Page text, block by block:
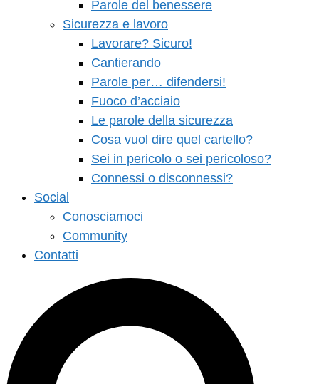
Parole del benessere
Sicurezza e lavoro
Lavorare? Sicuro!
Cantierando
Parole per… difendersi!
Fuoco d’acciaio
Le parole della sicurezza
Cosa vuol dire quel cartello?
Sei in pericolo o sei pericoloso?
Connessi o disconnessi?
Social
Conosciamoci
Community
Contatti